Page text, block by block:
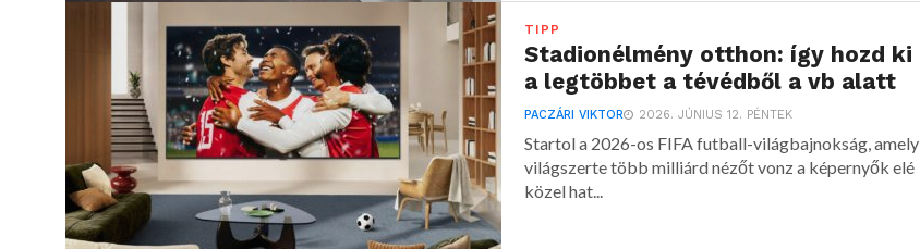
TIPP
Stadionélmény otthon: így hozd ki
a legtöbbet a tévédből a vb alatt
PACZÁRI VIKTOR 2026. JÚNIUS 12. PÉNTEK
Startol a 2026-os FIFA futball-világbajnokság, amely
világszerte több milliárd nézőt vonz a képernyők elé
közel hat...